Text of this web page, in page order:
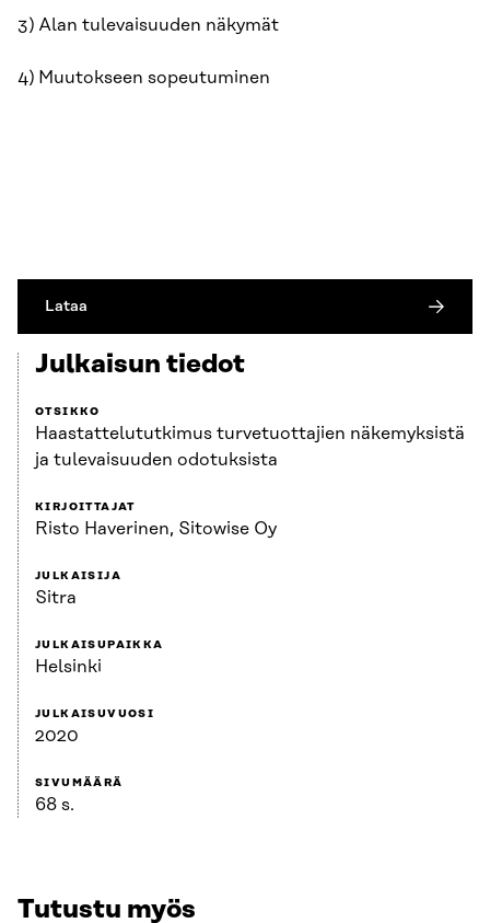
3) Alan tulevaisuuden näkymät
4) Muutokseen sopeutuminen
Lataa
Julkaisun tiedot
OTSIKKO
Haastattelututkimus turvetuottajien näkemyksistä
ja tulevaisuuden odotuksista
KIRJOITTAJAT
Risto Haverinen, Sitowise Oy
JULKAISIJA
Sitra
JULKAISUPAIKKA
Helsinki
JULKAISUVUOSI
2020
SIVUMÄÄRÄ
68 s.
Tutustu myös